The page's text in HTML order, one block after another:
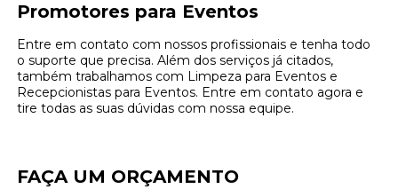
Promotores para Eventos
Entre em contato com nossos profissionais e tenha todo
o suporte que precisa. Além dos serviços já citados,
também trabalhamos com Limpeza para Eventos e
Recepcionistas para Eventos. Entre em contato agora e
tire todas as suas dúvidas com nossa equipe.
FAÇA UM ORÇAMENTO